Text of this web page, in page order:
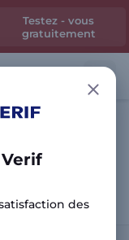
Testez - vous
gratuitement
Analyser le site
des